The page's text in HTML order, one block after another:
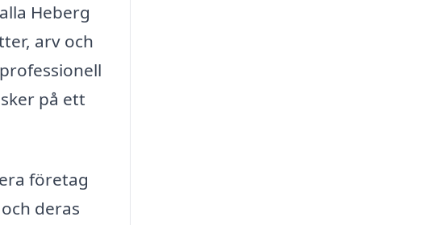
Heberg
arv och
på ett
företag
deras